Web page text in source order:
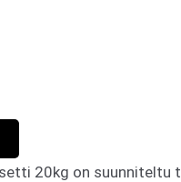
20kg on